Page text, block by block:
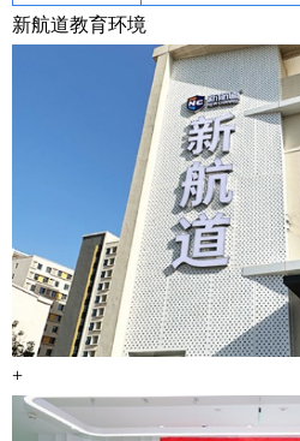
新航道教育环境
+